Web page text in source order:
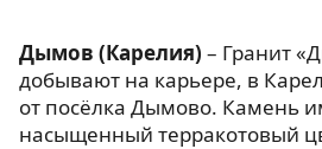
Дымов (Карелия) – Гранит
добывают на карьере, в
от посёлка Дымово. Камень
насыщенный терракотовый